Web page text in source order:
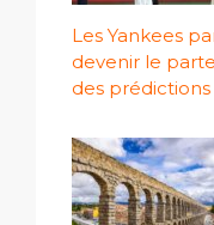
Les Yankees
devenir le
des